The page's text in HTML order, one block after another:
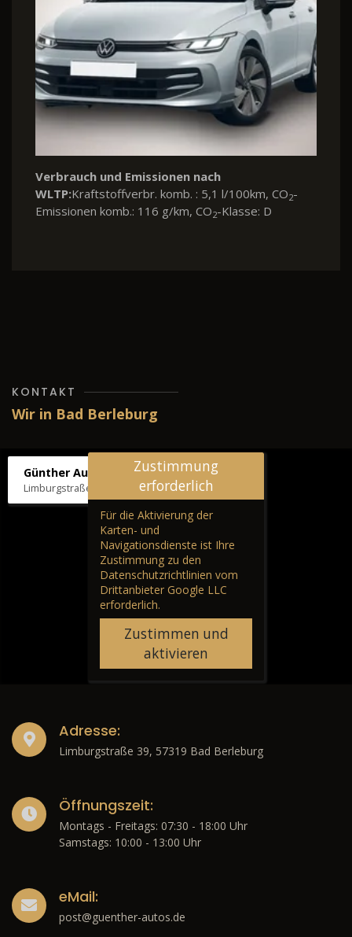
Verbrauch und Emissionen nach
WLTP:Kraftstoffverbr. komb. : 5,1 l/100km, CO2-
Emissionen komb.: 116 g/km, CO2-Klasse: D
KONTAKT
Wir in Bad Berleburg
Günther Autos & Service
Limburgstraße 39, 57319 Bad Berleburg
Zustimmung
erforderlich
Für die Aktivierung der
Karten- und
Navigationsdienste ist Ihre
Zustimmung zu den
Datenschutzrichtlinien vom
Drittanbieter Google LLC
erforderlich.
Zustimmen und
aktivieren
Adresse:
Limburgstraße 39, 57319 Bad Berleburg
Öffnungszeit:
Montags - Freitags: 07:30 - 18:00 Uhr
Samstags: 10:00 - 13:00 Uhr
eMail:
post@guenther-autos.de